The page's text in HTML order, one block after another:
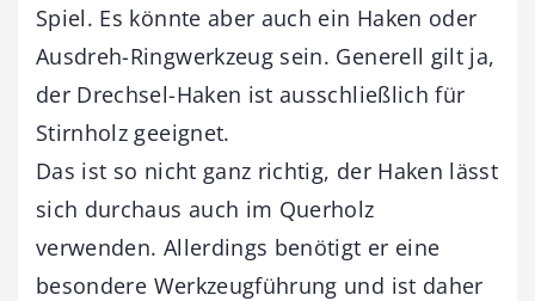
Spiel. Es könnte aber auch ein Haken oder
Ausdreh-Ringwerkzeug sein. Generell gilt ja,
der Drechsel-Haken ist ausschließlich für
Stirnholz geeignet.
Das ist so nicht ganz richtig, der Haken lässt
sich durchaus auch im Querholz
verwenden. Allerdings benötigt er eine
besondere Werkzeugführung und ist daher